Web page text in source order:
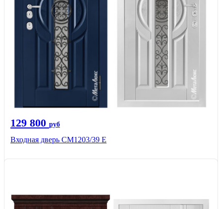
129 800 руб
Входная дверь СМ1203/39 E